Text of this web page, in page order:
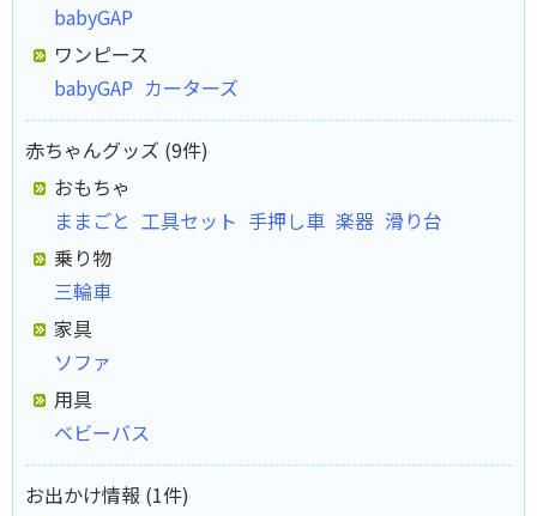
babyGAP
ワンピース
babyGAP カーターズ
赤ちゃんグッズ (9件)
おもちゃ
ままごと 工具セット 手押し車 楽器 滑り台
乗り物
三輪車
家具
ソファ
用具
ベビーバス
お出かけ情報 (1件)